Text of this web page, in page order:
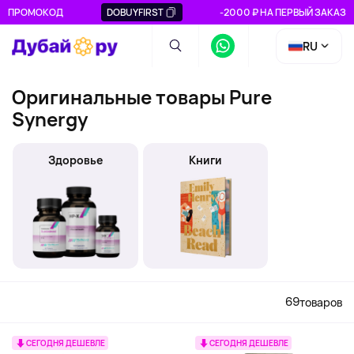
ПРОМОКОД DOBUYFIRST -2000 ₽ НА ПЕРВЫЙ ЗАКАЗ
RU
Оригинальные товары Pure
Synergy
Здоровье Книги
69товаров
СЕГОДНЯ ДЕШЕВЛЕ СЕГОДНЯ ДЕШЕВЛЕ